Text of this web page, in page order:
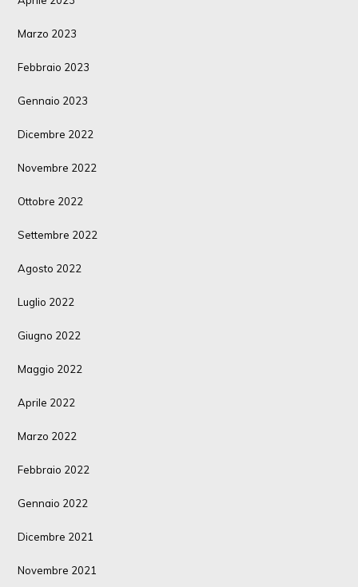
Marzo 2023
Febbraio 2023
Gennaio 2023
Dicembre 2022
Novembre 2022
Ottobre 2022
Settembre 2022
Agosto 2022
Luglio 2022
Giugno 2022
Maggio 2022
Aprile 2022
Marzo 2022
Febbraio 2022
Gennaio 2022
Dicembre 2021
Novembre 2021